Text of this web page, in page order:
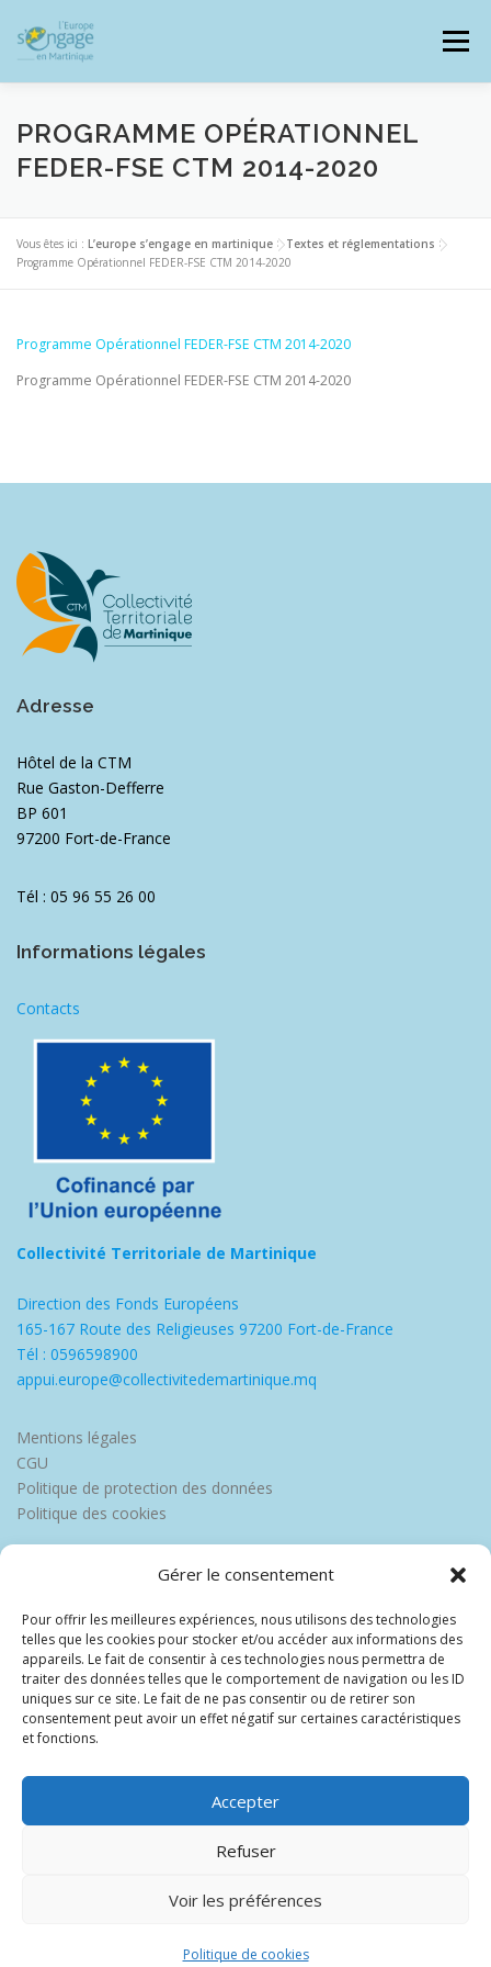
Gérer le consentement
Pour offrir les meilleures expériences, nous utilisons des technologies
telles que les cookies pour stocker et/ou accéder aux informations des
appareils. Le fait de consentir à ces technologies nous permettra de
traiter des données telles que le comportement de navigation ou les ID
uniques sur ce site. Le fait de ne pas consentir ou de retirer son
consentement peut avoir un effet négatif sur certaines caractéristiques
et fonctions.
Accepter
Refuser
Voir les préférences
Politique de cookies
contenu
Menu
RESSOURCES DOCUMENTAIRES
PROGRAMME OPÉRATIONNEL
FEDER-FSE CTM 2014-2020
Vous êtes ici : L’europe s’engage en martinique >Textes et réglementations >
Programme Opérationnel FEDER-FSE CTM 2014-2020
Programme Opérationnel FEDER-FSE CTM 2014-2020
Programme Opérationnel FEDER-FSE CTM 2014-2020
Adresse
Hôtel de la CTM
Rue Gaston-Defferre
BP 601
97200 Fort-de-France
Tél : 05 96 55 26 00
Informations légales
Contacts
Collectivité Territoriale de Martinique
Direction des Fonds Européens
165-167 Route des Religieuses 97200 Fort-de-France
Tél : 0596598900
appui.europe@collectivitedemartinique.mq
Mentions légales
CGU
Politique de protection des données
Politique des cookies
Copyright © 2026 Europe Martinique